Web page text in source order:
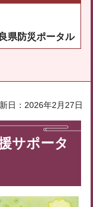
県防災ポータル
日：2026年2月27日
サポータ